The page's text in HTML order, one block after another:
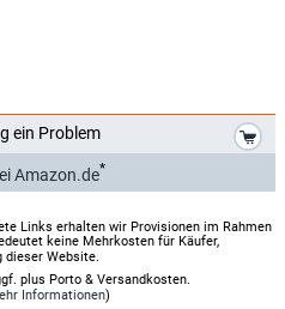
ein Problem
Amazon.de*
Links erhalten wir Provisionen im Rahmen
keine Mehrkosten für Käufer,
dieser Website.
plus Porto & Versandkosten.
Informationen)